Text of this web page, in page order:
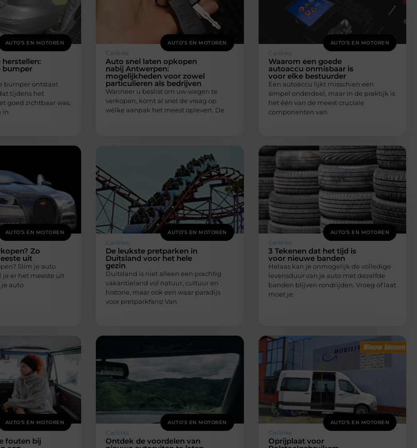
AUTO’S EN MOTOREN
bumper
bumper ontstaat
tijdens het
goed zichtbaar was,
in
AUTO’S EN MOTOREN
Carlinks
Auto snel laten opkopen
nabij Antwerpen:
mogelijkheden voor zowel
particulieren als bedrijven
Wanneer u beslist om uw wagen te
verkopen, komt al snel de vraag op
wélke aanpak het meest oplevert. De
AUTO’S EN MOTOREN
Carlinks
Waarom een goede
autoaccu onmisbaar is
voor elke bestuurder
Een autoaccu lijkt misschien een
simpel onderdeel, maar in de praktijk is
het één van de meest cruciale
componenten van
AUTO’S EN MOTOREN
Zo
uit
Slim je auto
je er het meeste uit
je auto
AUTO’S EN MOTOREN
Carlinks
De leukste pretparken in
Duitsland voor het hele
gezin
Duitsland is niet alleen een prachtig
vakantieland vol natuur, cultuur en
historie, maar ook een waar paradijs
voor pretparkfans! Van
AUTO’S EN MOTOREN
Carlinks
3 Tekenen dat het tijd is
voor nieuwe banden
Helaas kan je onmogelijk de volledige
levensduur van je auto met dezelfde
banden blijven rondrijden. Vroeg of laat
moet je
AUTO’S EN MOTOREN
fouten bij
AUTO’S EN MOTOREN
Carlinks
Ontdek de voordelen van
AUTO’S EN MOTOREN
Carlinks
Oprijplaat voor